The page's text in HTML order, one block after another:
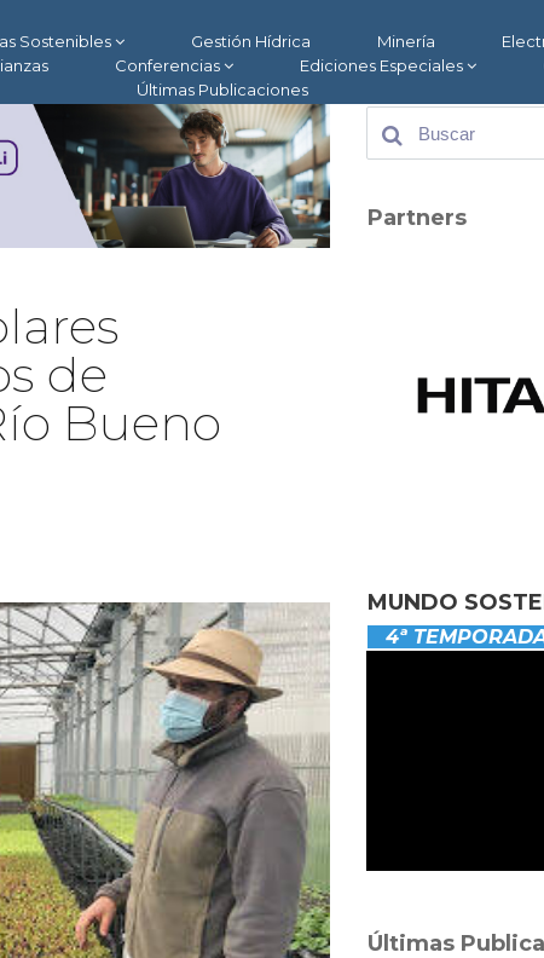
Sostenibles Gestión Hídrica Minería
Conferencias Ediciones Especiales
Últimas Publicaciones
de
Bueno
Partners
MUNDO
4ª
Últimas